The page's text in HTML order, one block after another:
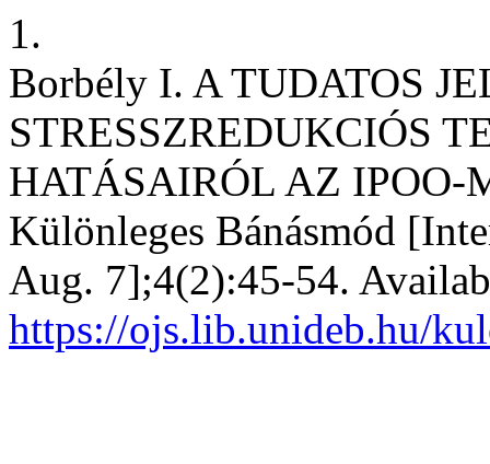
1.
Borbély I. A TUDATOS
STRESSZREDUKCIÓS
HATÁSAIRÓL AZ IPOO-
Különleges Bánásmód
Aug. 7];4(2):45-54.
https://ojs.lib.unideb.hu/